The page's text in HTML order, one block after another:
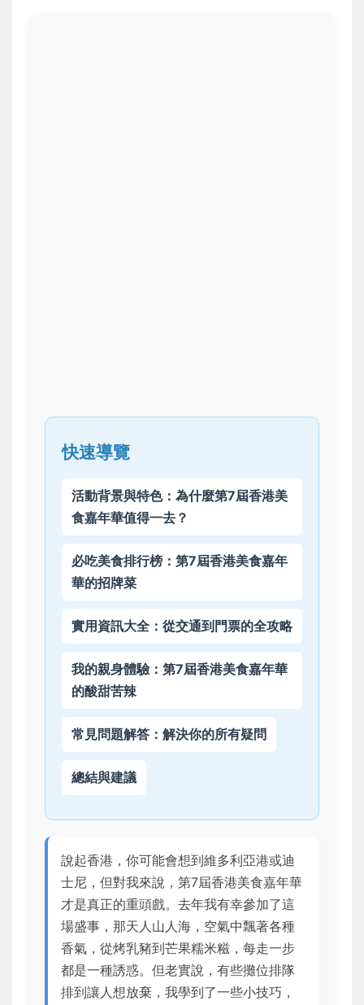
快速導覽
活動背景與特色：為什麼第7屆香港美
食嘉年華值得一去？
必吃美食排行榜：第7屆香港美食嘉年
華的招牌菜
實用資訊大全：從交通到門票的全攻略
我的親身體驗：第7屆香港美食嘉年華
的酸甜苦辣
常見問題解答：解決你的所有疑問
總結與建議
說起香港，你可能會想到維多利亞港或迪
士尼，但對我來說，第7屆香港美食嘉年華
才是真正的重頭戲。去年我有幸參加了這
場盛事，那天人山人海，空氣中飄著各種
香氣，從烤乳豬到芒果糯米糍，每走一步
都是一種誘惑。但老實說，有些攤位排隊
排到讓人想放棄，我學到了一些小技巧，